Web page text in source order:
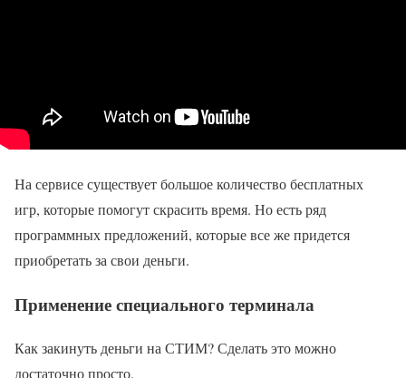
На сервисе существует большое количество бесплатных
игр, которые помогут скрасить время. Но есть ряд
программных предложений, которые все же придется
приобретать за свои деньги.
Применение специального терминала
Как закинуть деньги на СТИМ? Сделать это можно
достаточно просто.